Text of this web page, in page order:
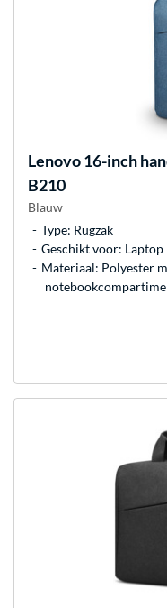
Lenovo16-inch
B210
Blauw
Type: Rugzak
Geschikt voor: Laptop
Materiaal: Polyester